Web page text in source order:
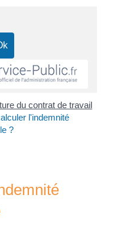
du contrat de travail
l'indemnité
?